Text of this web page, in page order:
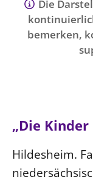
Die
bemerken,
„Die
Hildesheim.
Kirche und
Abteilungen
Fachstelle
Evangelische
Lutherische
Gegen
KLIMASCHUTZ
Naturschutz
Impressum
Datenschutz
Service für